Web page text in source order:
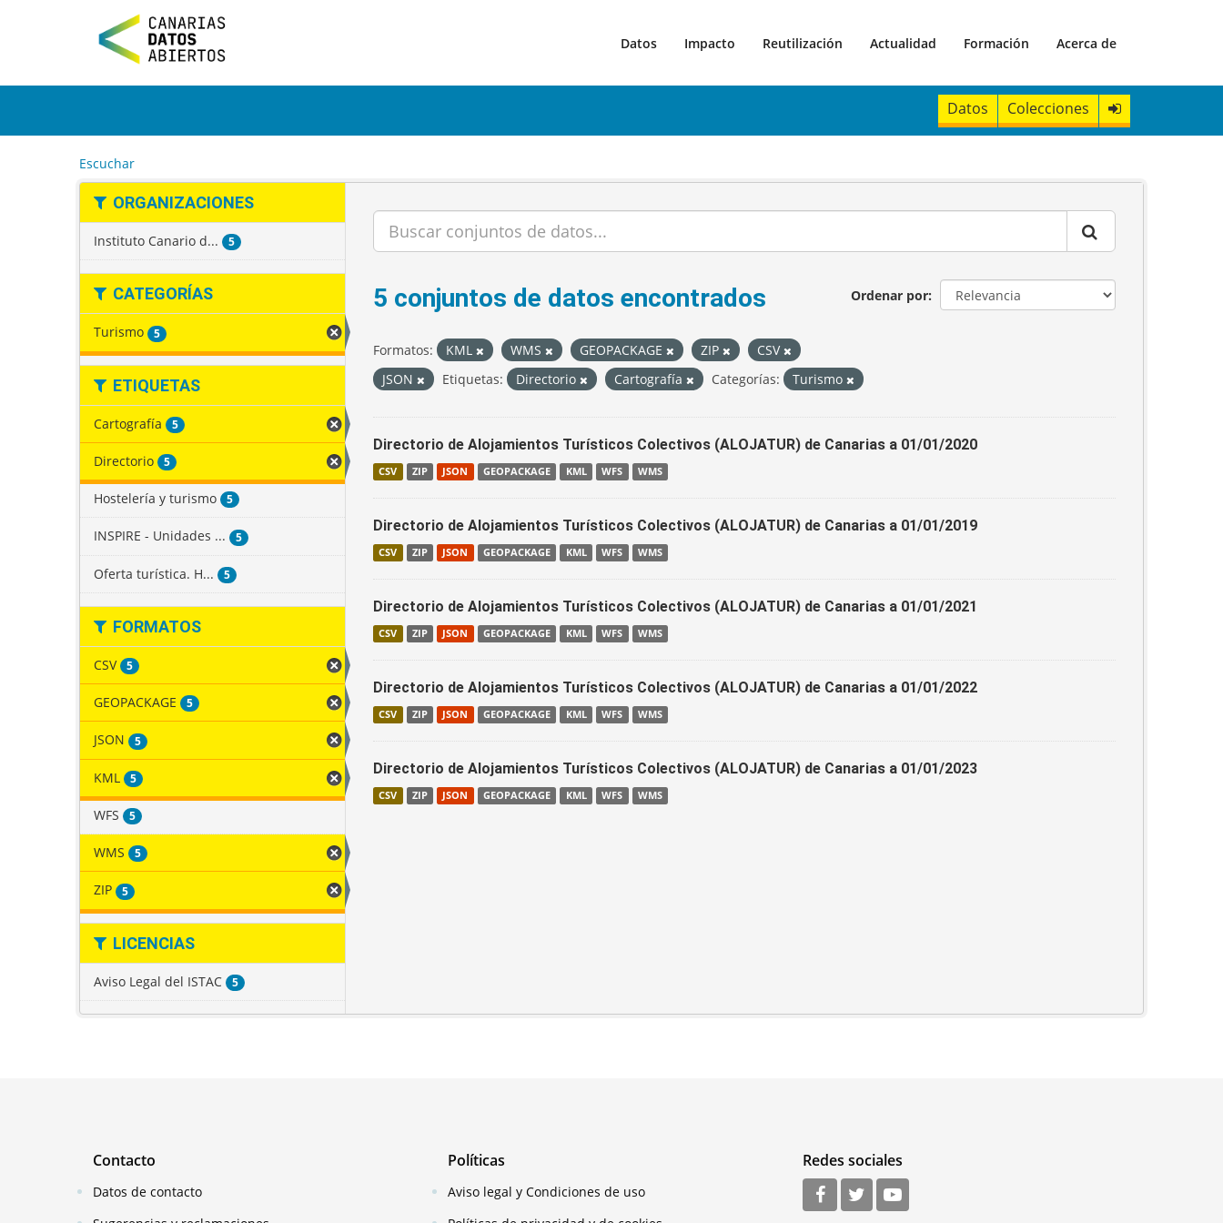
t
Datos Impacto Reutilización Actualidad Formación Acerca de
Datos Colecciones
Escuchar
ORGANIZACIONES
Instituto Canario d... 5
CATEGORÍAS
Turismo 5
ETIQUETAS
Cartografía 5
Directorio 5
Hostelería y turismo 5
INSPIRE - Unidades ... 5
Oferta turística. H... 5
FORMATOS
CSV 5
GEOPACKAGE 5
JSON 5
KML 5
WFS 5
WMS 5
ZIP 5
LICENCIAS
Aviso Legal del ISTAC 5
Ordenar por
5 conjuntos de datos encontrados
Formatos: KML WMS GEOPACKAGE ZIP
CSV
JSON
Etiquetas: Directorio Cartografía Categorías: Turismo
Directorio de Alojamientos Turísticos Colectivos (ALOJATUR) de Canarias a 01/01/2020
CSV ZIP JSON GEOPACKAGE KML WFS WMS
Directorio de Alojamientos Turísticos Colectivos (ALOJATUR) de Canarias a 01/01/2019
CSV ZIP JSON GEOPACKAGE KML WFS WMS
Directorio de Alojamientos Turísticos Colectivos (ALOJATUR) de Canarias a 01/01/2021
CSV ZIP JSON GEOPACKAGE KML WFS WMS
Directorio de Alojamientos Turísticos Colectivos (ALOJATUR) de Canarias a 01/01/2022
CSV ZIP JSON GEOPACKAGE KML WFS WMS
Directorio de Alojamientos Turísticos Colectivos (ALOJATUR) de Canarias a 01/01/2023
CSV ZIP JSON GEOPACKAGE KML WFS WMS
Contacto
Datos de contacto
Políticas
Aviso legal y Condiciones de uso
Redes sociales